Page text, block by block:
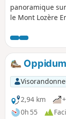
panoramique
le Mont Lozère
beauté ! .
2,94 km
0h 55